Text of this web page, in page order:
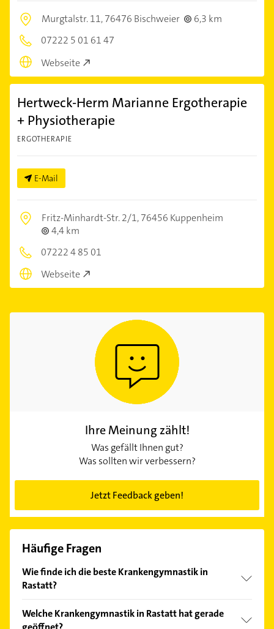
Murgtalstr. 11,76476 Bischweier
6,3 km
07222 5 01 61 47
Webseite
Hertweck-Herm Marianne Ergotherapie
+ Physiotherapie
ERGOTHERAPIE
E-Mail
Fritz-Minhardt-Str. 2/1,76456 Kuppenheim
4,4 km
07222 4 85 01
Webseite
Ihre Meinung zählt!
Was gefällt Ihnen gut?
Was sollten wir verbessern?
Jetzt Feedback geben!
Häufige Fragen
Wie finde ich die beste Krankengymnastik in
Rastatt?
Kundenmeinungen und profitieren Sie von den
Welche Krankengymnastik in Rastatt hat gerade